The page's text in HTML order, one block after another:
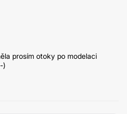
prosím otoky po modelaci
)